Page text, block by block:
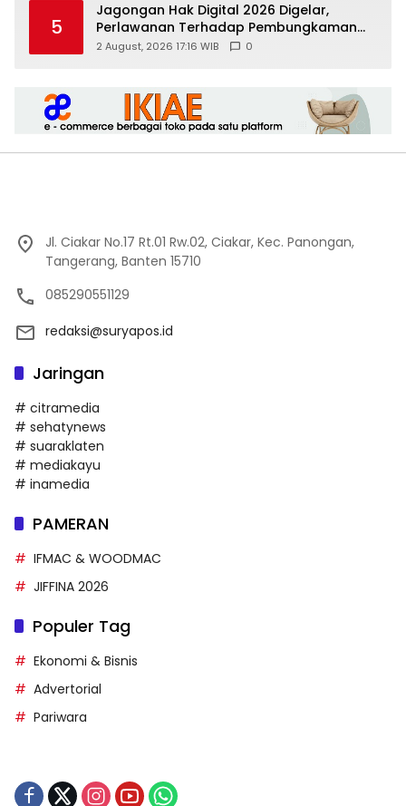
5
Jagongan Hak Digital 2026 Digelar,
Perlawanan Terhadap Pembungkaman
Media Digital
2 August, 2026 17:16 WIB 0
Jl. Ciakar No.17 Rt.01 Rw.02, Ciakar, Kec. Panongan,
Tangerang, Banten 15710
085290551129
redaksi@suryapos.id
Jaringan
# citramedia
# sehatynews
# suaraklaten
# mediakayu
# inamedia
PAMERAN
IFMAC & WOODMAC
JIFFINA 2026
Populer Tag
Ekonomi & Bisnis
Advertorial
Pariwara